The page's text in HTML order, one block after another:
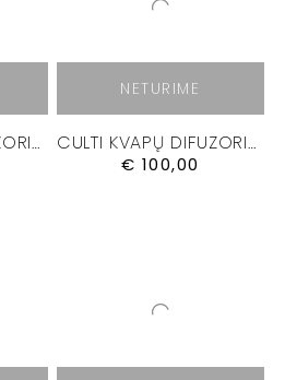
CULTI KVAPŲ DIFUZORIUS “CHROMIA I” 500 ML
NETURIME
CULTI KVAPŲ DIFUZORIUS “CHROMIA II” 500 ML
€ 100,00